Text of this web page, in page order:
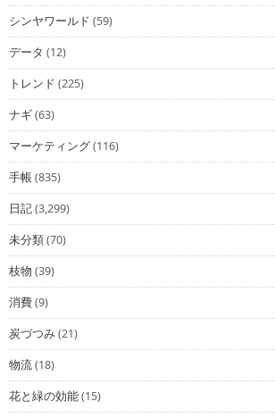
シンヤワールド (59)
データ (12)
トレンド (225)
ナギ(63)
マーケティング(116)
手帳(835)
日記(3,299)
未分類(70)
枝物 (39)
消費(9)
炭づつみ(21)
物流(18)
花と緑の効能(15)